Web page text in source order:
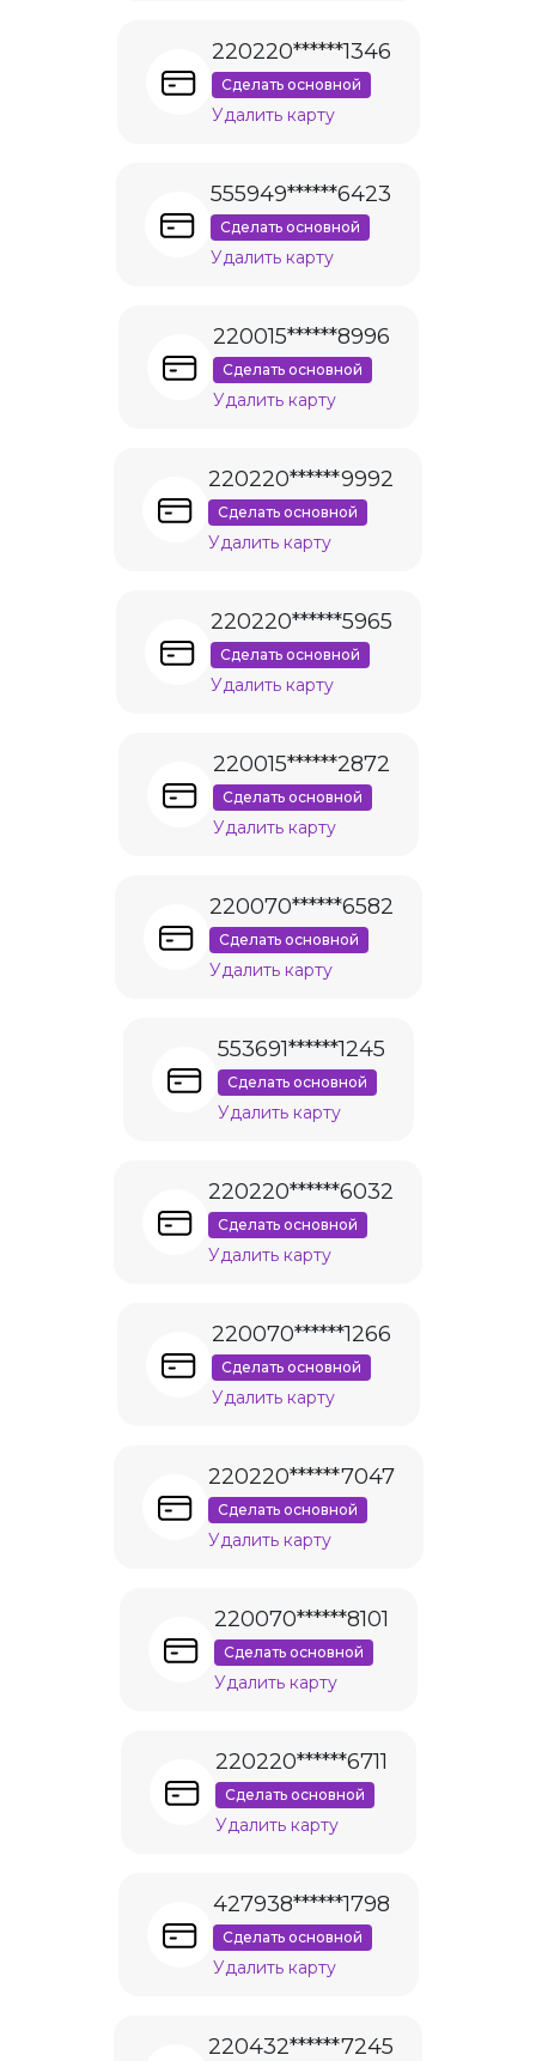
220220******1346
Сделать основной
Удалить карту
555949******6423
Сделать основной
Удалить карту
220015******8996
Сделать основной
Удалить карту
220220******9992
Сделать основной
Удалить карту
220220******5965
Сделать основной
Удалить карту
220015******2872
Сделать основной
Удалить карту
220070******6582
Сделать основной
Удалить карту
553691******1245
Сделать основной
Удалить карту
220220******6032
Сделать основной
Удалить карту
220070******1266
Сделать основной
Удалить карту
220220******7047
Сделать основной
Удалить карту
220070******8101
Сделать основной
Удалить карту
220220******6711
Сделать основной
Удалить карту
427938******1798
Сделать основной
Удалить карту
220432******7245